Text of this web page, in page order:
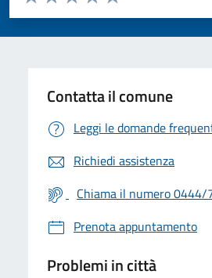
Valuta 5 stelle su 5
Valuta 4 stelle su 5
Valuta 3 stelle su 5
Valuta 2 stelle su 5
Valuta 1 stelle su 5
Contatta il comune
Leggi le domande
Richiedi assistenza
Chiama il numero 0444/
Prenota appuntamento
Problemi in città